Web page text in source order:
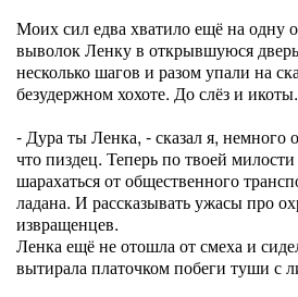
Моих сил едва хватило ещё на одну
выволок Ленку в открывшуюся
несколько шагов и разом упали на
безудержном хохоте. До слёз и икоты.
- Дура ты Ленка, - сказал я, немного
что пиздец. Теперь по твоей
шарахаться от общественного
ладана. И рассказывать ужасы про
извращенцев.
Ленка ещё не отошла от смеха и
вытирала платочком побеги туши с